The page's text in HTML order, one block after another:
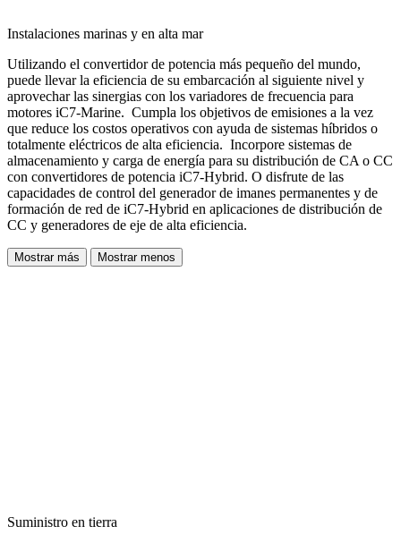
Instalaciones marinas y en alta mar
Utilizando el convertidor de potencia más pequeño del mundo,
puede llevar la eficiencia de su embarcación al siguiente nivel y
aprovechar las sinergias con los variadores de frecuencia para
motores iC7-Marine. Cumpla los objetivos de emisiones a la vez
que reduce los costos operativos con ayuda de sistemas híbridos o
totalmente eléctricos de alta eficiencia. Incorpore sistemas de
almacenamiento y carga de energía para su distribución de CA o CC
con convertidores de potencia iC7-Hybrid. O disfrute de las
capacidades de control del generador de imanes permanentes y de
formación de red de iC7-Hybrid en aplicaciones de distribución de
CC y generadores de eje de alta eficiencia.
Mostrar más Mostrar menos
Suministro en tierra